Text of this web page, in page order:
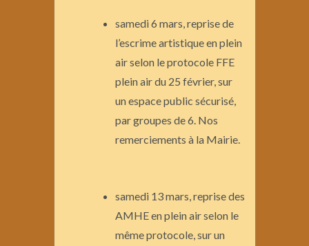
samedi 6 mars, reprise de
l’escrime artistique en plein
air selon le protocole FFE
plein air du 25 février, sur
un espace public sécurisé,
par groupes de 6. Nos
remerciements à la Mairie.
samedi 13 mars, reprise des
AMHE en plein air selon le
même protocole, sur un